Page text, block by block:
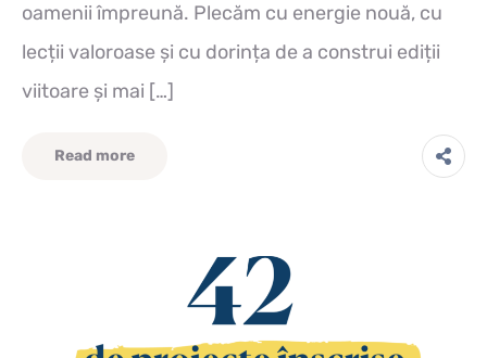
oamenii împreună. Plecăm cu energie nouă, cu
lecții valoroase și cu dorința de a construi ediții
viitoare și mai […]
Read more